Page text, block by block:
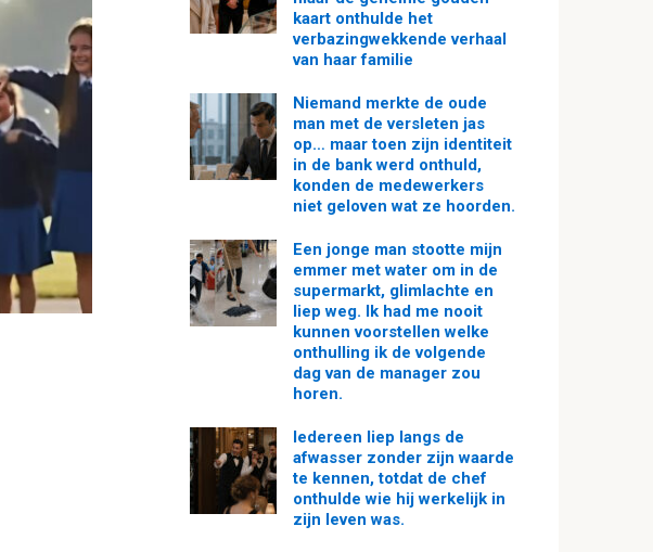
kaart onthulde het
verbazingwekkende verhaal
van haar familie
Niemand merkte de oude
man met de versleten jas
op… maar toen zijn identiteit
in de bank werd onthuld,
konden de medewerkers
niet geloven wat ze hoorden.
Een jonge man stootte mijn
emmer met water om in de
supermarkt, glimlachte en
liep weg. Ik had me nooit
kunnen voorstellen welke
onthulling ik de volgende
dag van de manager zou
horen.
Iedereen liep langs de
afwasser zonder zijn waarde
te kennen, totdat de chef
onthulde wie hij werkelijk in
zijn leven was.